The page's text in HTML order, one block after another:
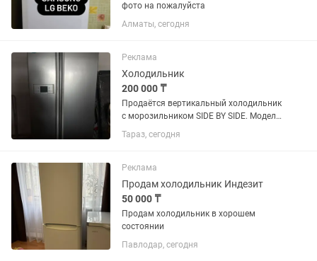
фото на пожалуйста
Алматы, сегодня
Реклама
Холодильник
200 000 ₸
Продаётся вертикальный холодильник
с морозильником SIDE BY SIDE. Модель
GR-B207WLQA. Б/у в хорошем
состоянии. Самовывоз. Возможно
уместен
Тараз, сегодня
Реклама
Продам холодильник Индезит
50 000 ₸
Продам холодильник в хорошем
состоянии
Павлодар, сегодня